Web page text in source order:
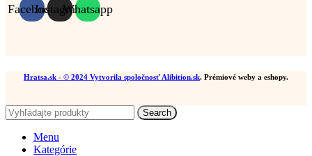
FacebookInstagramWhatsapp
Hratsa.sk - © 2024 Vytvorila spoločnosť Alibition.sk. Prémiové weby a eshopy.
Search
Menu
Kategórie